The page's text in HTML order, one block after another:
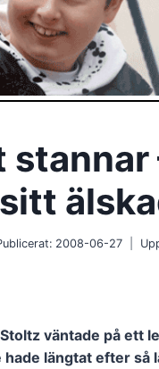
stannar
2008-06-27
väntade på ett
längtat efter så